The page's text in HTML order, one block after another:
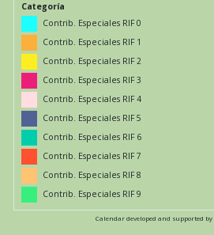
Categoría
Contrib. Especiales RIF 0
Contrib. Especiales RIF 1
Contrib. Especiales RIF 2
Contrib. Especiales RIF 3
Contrib. Especiales RIF 4
Contrib. Especiales RIF 5
Contrib. Especiales RIF 6
Contrib. Especiales RIF 7
Contrib. Especiales RIF 8
Contrib. Especiales RIF 9
Calendar developed and supported by